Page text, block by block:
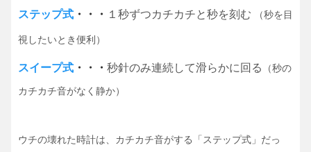
ステップ式 ・・・ １秒ずつカチカチと秒を刻む （秒を目
視したいとき便利）
スイープ式 ・・・ 秒針のみ連続して滑らかに回る （秒の
カチカチ音がなく静か）
ウチの壊れた時計は、カチカチ音がする「ステップ式」だっ